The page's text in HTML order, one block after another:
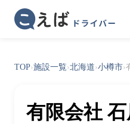
TOP›施設一覧›北海道›小樽市›
有限会社